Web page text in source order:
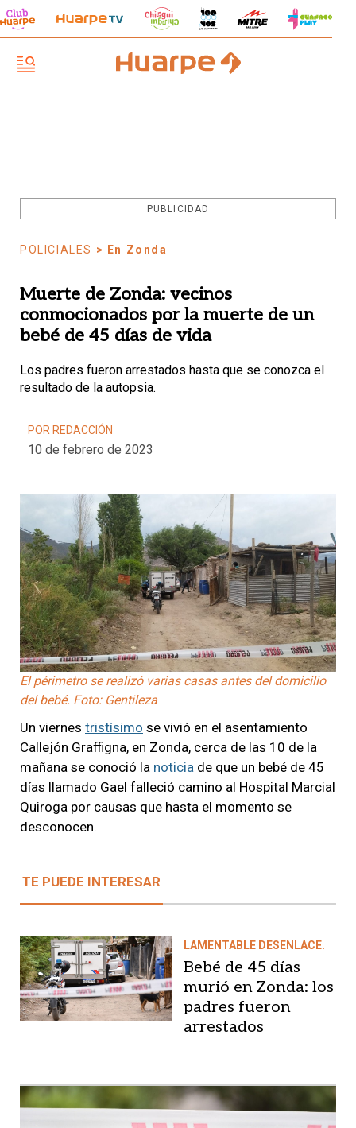
PUBLICIDAD
POLICIALES > En Zonda
Muerte de Zonda: vecinos
conmocionados por la muerte de un
bebé de 45 días de vida
Los padres fueron arrestados hasta que se conozca el
resultado de la autopsia.
POR REDACCIÓN
10 de febrero de 2023
El périmetro se realizó varias casas antes del domicilio
del bebé. Foto: Gentileza
Un viernes tristísimo se vivió en el asentamiento
Callejón Graffigna, en Zonda, cerca de las 10 de la
mañana se conoció la noticia de que un bebé de 45
días llamado Gael falleció camino al Hospital Marcial
Quiroga por causas que hasta el momento se
desconocen.
TE PUEDE INTERESAR
LAMENTABLE DESENLACE.
Bebé de 45 días
murió en Zonda: los
padres fueron
arrestados